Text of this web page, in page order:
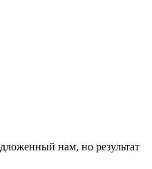
нам, но результат